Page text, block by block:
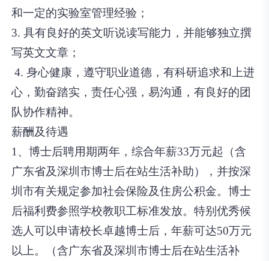
和一定的实验室管理经验；
3. 具有良好的英文听说读写能力，并能够独立撰
写英文文章；
4. 身心健康，遵守职业道德，有科研追求和上进
心，勤奋踏实，责任心强，易沟通，有良好的团
队协作精神。
薪酬及待遇
1、博士后聘用期两年，综合年薪33万元起（含
广东省及深圳市博士后在站生活补助），并按深
圳市有关规定参加社会保险及住房公积金。博士
后福利费参照学校教职工标准发放。特别优秀候
选人可以申请校长卓越博士后，年薪可达50万元
以上。（含广东省及深圳市博士后在站生活补